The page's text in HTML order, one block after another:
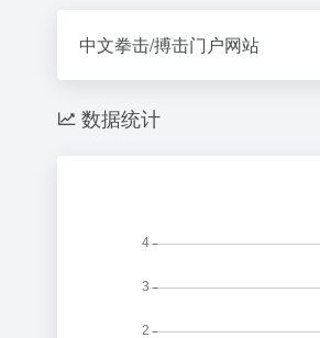
中文拳击/搏击门户网站
数据统计